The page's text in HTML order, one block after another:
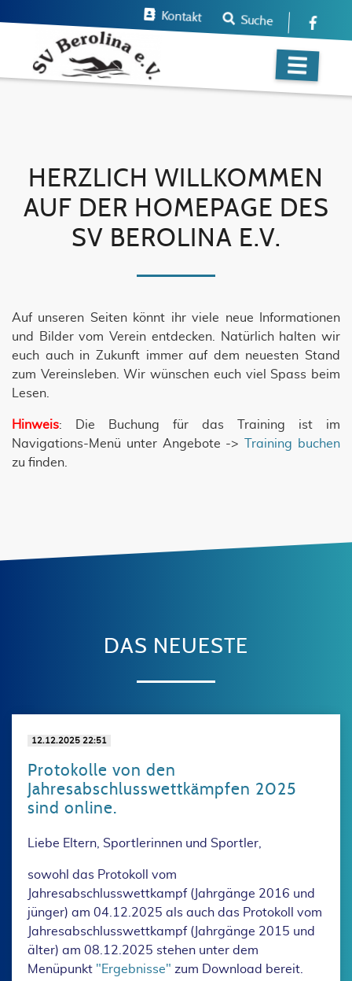
Kontakt Suche
HERZLICH WILLKOMMEN
AUF DER HOMEPAGE DES
SV BEROLINA E.V.
Auf unseren Seiten könnt ihr viele neue Informationen
und Bilder vom Verein entdecken. Natürlich halten wir
euch auch in Zukunft immer auf dem neuesten Stand
zum Vereinsleben. Wir wünschen euch viel Spass beim
Lesen.
Hinweis: Die Buchung für das Training ist im
Navigations-Menü unter Angebote ->
Training buchen
zu finden.
DAS NEUESTE
12.12.2025 22:51
Protokolle von den
Jahresabschlusswettkämpfen 2025
sind online.
Liebe Eltern, Sportlerinnen und Sportler,
sowohl das Protokoll vom
Jahresabschlusswettkampf (Jahrgänge 2016 und
jünger) am 04.12.2025 als auch das Protokoll vom
Jahresabschlusswettkampf (Jahrgänge 2015 und
älter) am 08.12.2025 stehen unter dem
Menüpunkt "Ergebnisse" zum Download bereit.